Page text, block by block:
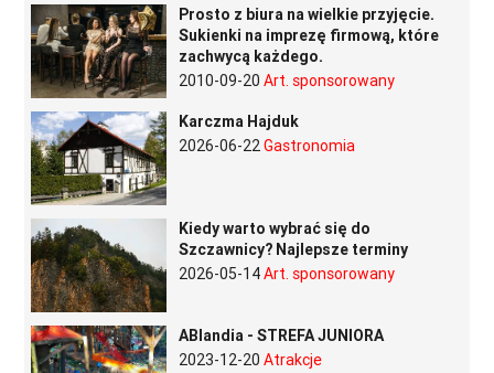
Prosto z biura na wielkie przyjęcie.
Sukienki na imprezę firmową, które
zachwycą każdego.
2010-09-20 Art. sponsorowany
Karczma Hajduk
2026-06-22Gastronomia
Kiedy warto wybrać się do
Szczawnicy? Najlepsze terminy
2026-05-14Art. sponsorowany
ABlandia - STREFA JUNIORA
2023-12-20 Atrakcje